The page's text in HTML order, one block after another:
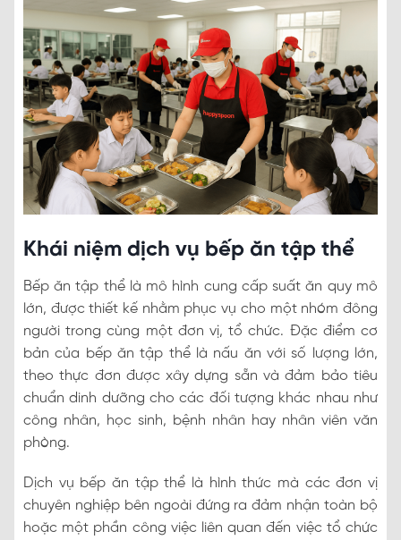
Khái niệm dịch vụ bếp ăn tập thể
Bếp ăn tập thể là mô hình cung cấp suất ăn quy mô
lớn, được thiết kế nhằm phục vụ cho một nhóm đông
người trong cùng một đơn vị, tổ chức. Đặc điểm cơ
bản của bếp ăn tập thể là nấu ăn với số lượng lớn,
theo thực đơn được xây dựng sẵn và đảm bảo tiêu
chuẩn dinh dưỡng cho các đối tượng khác nhau như
công nhân, học sinh, bệnh nhân hay nhân viên văn
phòng.
Dịch vụ bếp ăn tập thể là hình thức mà các đơn vị
chuyên nghiệp bên ngoài đứng ra đảm nhận toàn bộ
hoặc một phần công việc liên quan đến việc tổ chức